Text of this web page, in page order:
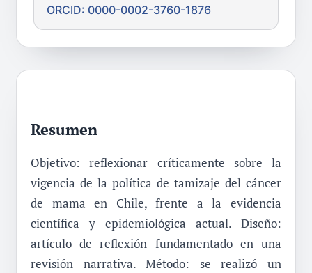
ORCID: 0000-0002-3760-1876
Resumen
Objetivo: reflexionar críticamente sobre la
vigencia de la política de tamizaje del cáncer
de mama en Chile, frente a la evidencia
científica y epidemiológica actual. Diseño:
artículo de reflexión fundamentado en una
revisión narrativa. Método: se realizó un